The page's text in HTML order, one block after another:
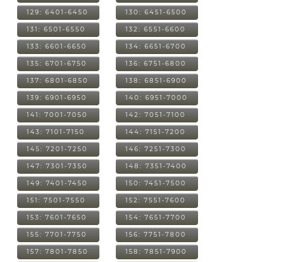
129: 6401-6450 130: 6451-6500
131: 6501-6550 132: 6551-6600
133: 6601-6650 134: 6651-6700
135: 6701-6750 136: 6751-6800
137: 6801-6850 138: 6851-6900
139: 6901-6950 140: 6951-7000
141: 7001-7050 142: 7051-7100
143: 7101-7150 144: 7151-7200
145: 7201-7250 146: 7251-7300
147: 7301-7350 148: 7351-7400
149: 7401-7450 150: 7451-7500
151: 7501-7550 152: 7551-7600
153: 7601-7650 154: 7651-7700
155: 7701-7750 156: 7751-7800
157: 7801-7850 158: 7851-7900